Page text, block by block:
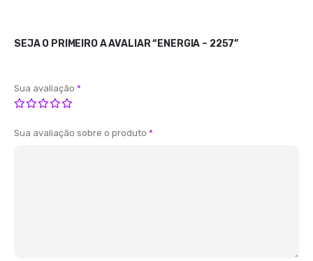
SEJA O PRIMEIRO A AVALIAR “ENERGIA – 2257”
Sua avaliação *
Sua avaliação sobre o produto *